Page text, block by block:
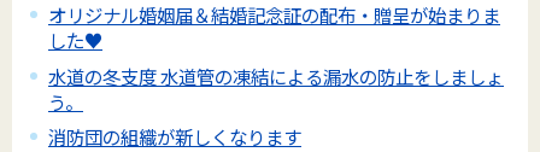
オリジナル婚姻届＆結婚記念証の配布・贈呈が始まりま
した♥
水道の冬支度 水道管の凍結による漏水の防止をしましょ
う。
消防団の組織が新しくなります